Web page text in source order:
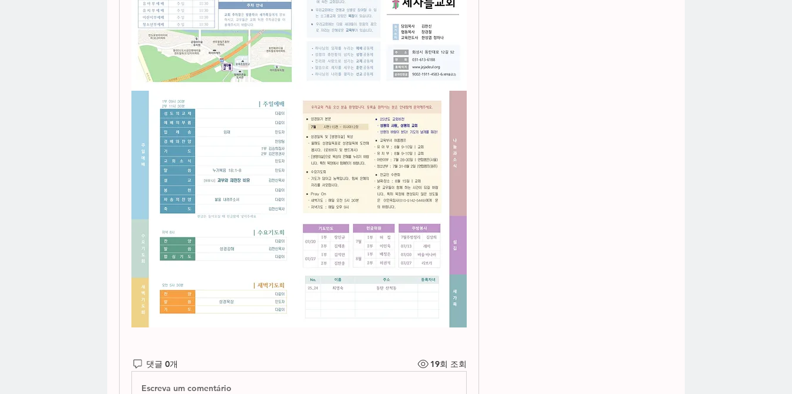
댓글 0개 19회 조회
Escreva um comentário